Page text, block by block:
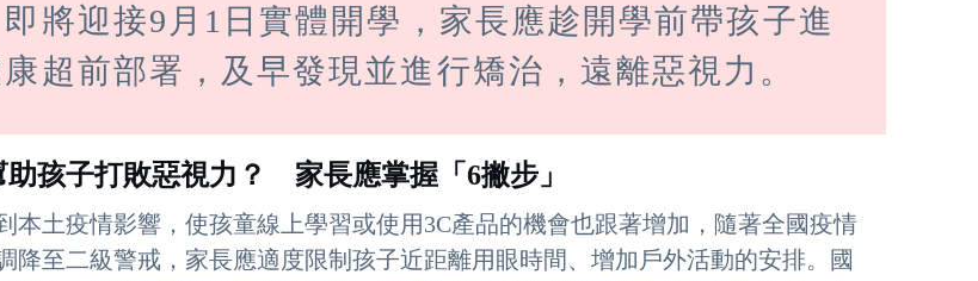
將迎接9月1日實體開學，家長應趁開學前帶孩子進
超前部署，及早發現並進行矯治，遠離惡視力。
助孩子打敗惡視力？ 家長應掌握「6撇步」
本土疫情影響，使孩童線上學習或使用3C產品的機會也跟著增加，隨著全國疫情
降至二級警戒，家長應適度限制孩子近距離用眼時間、增加戶外活動的安排。國